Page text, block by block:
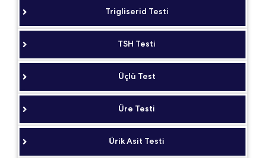
Trigliserid Testi
TSH Testi
Üçlü Test
Üre Testi
Ürik Asit Testi